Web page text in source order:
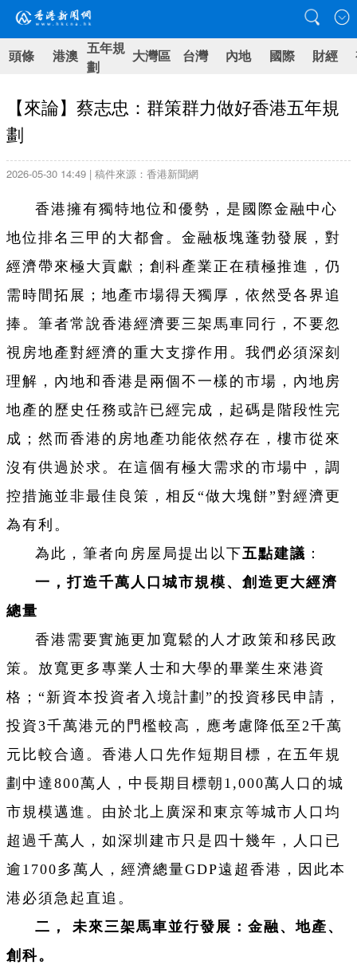
頭條 港澳 五年規
劃
大灣區 台灣 內地 國際 財經
【來論】蔡志忠：群策群力做好香港五年規
劃
2026-05-30 14:49 | 稿件來源：香港新聞網
香港擁有獨特地位和優勢，是國際金融中心
地位排名三甲的大都會。金融板塊蓬勃發展，對
經濟帶來極大貢獻；創科產業正在積極推進，仍
需時間拓展；地產巿場得天獨厚，依然受各界追
捧。筆者常說香港經濟要三架馬車同行，不要忽
視房地產對經濟的重大支撐作用。我們必須深刻
理解，內地和香港是兩個不一樣的市場，內地房
地產的歷史任務或許已經完成，起碼是階段性完
成；然而香港的房地產功能依然存在，樓市從來
沒有供過於求。在這個有極大需求的市場中，調
控措施並非最佳良策，相反“做大塊餅”對經濟更
為有利。
為此，筆者向房屋局提出以下五點建議 ：
一，打造千萬人口城市規模、創造更大經濟
總量
香港需要實施更加寬鬆的人才政策和移民政
策。放寬更多專業人士和大學的畢業生來港資
格；“新資本投資者入境計劃”的投資移民申請，
投資3千萬港元的門檻較高，應考慮降低至2千萬
元比較合適。香港人口先作短期目標，在五年規
劃中達800萬人，中長期目標朝1,000萬人口的城
市規模邁進。由於北上廣深和東京等城市人口均
超過千萬人，如深圳建市只是四十幾年，人口已
逾1700多萬人，經濟總量GDP遠超香港，因此本
港必須急起直追。
二， 未來三架馬車並行發展：金融、地產、
創科。